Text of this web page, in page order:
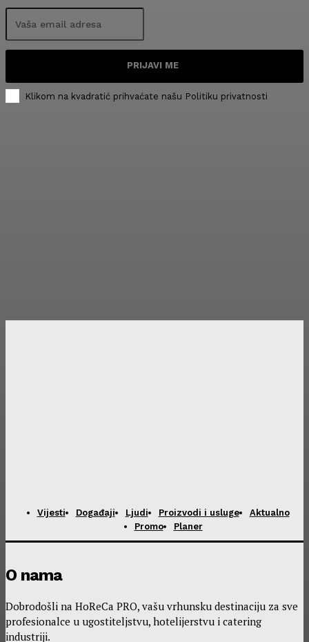
PRIJAVI ME
Klikom na kvadratić prihvaćate našu Politiku privatnosti
Vijesti Događaji Ljudi Proizvodi i usluge
Aktualno
Promo
Planer
O nama
Dobrodošli na HoReCa PRO, vašu vrhunsku destinaciju za sve
profesionalce u ugostiteljstvu, hotelijerstvu i catering
industriji.